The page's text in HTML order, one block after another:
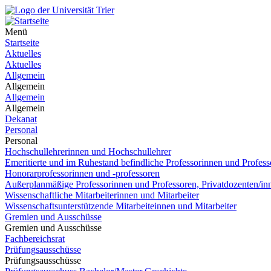
Menü
Startseite
Aktuelles
Aktuelles
Allgemein
Allgemein
Allgemein
Allgemein
Dekanat
Personal
Personal
Hochschullehrerinnen und Hochschullehrer
Emeritierte und im Ruhestand befindliche Professorinnen und
Honorarprofessorinnen und -professoren
Außerplanmäßige Professorinnen und Professoren, Privatdozenten/
Wissenschaftliche Mitarbeiterinnen und Mitarbeiter
Wissenschaftsunterstützende Mitarbeiteinnen und Mitarbeiter
Gremien und Ausschüsse
Gremien und Ausschüsse
Fachbereichsrat
Prüfungsausschüsse
Prüfungsausschüsse